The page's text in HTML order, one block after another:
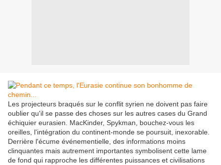
Les projecteurs braqués sur le conflit syrien ne doivent pas faire
oublier qu'il se passe des choses sur les autres cases du Grand
échiquier eurasien. MacKinder, Spykman, bouchez-vous les
oreilles, l'intégration du continent-monde se poursuit, inexorable.
Derrière l'écume événementielle, des informations moins
clinquantes mais autrement importantes symbolisent cette lame
de fond qui rapproche les différentes puissances et civilisations